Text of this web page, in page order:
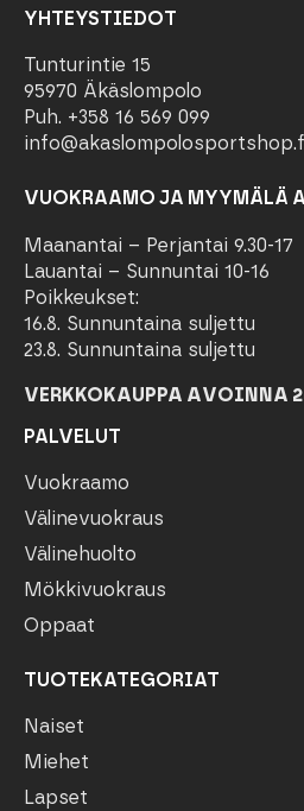
YHTEYSTIEDOT
Tunturintie 15
95970 Äkäslompolo
Puh. +358 16 569 099
VUOKRAAMO JA MYYMÄLÄ
Maanantai – Perjantai 9.30-17
Lauantai – Sunnuntai 10-16
Poikkeukset:
16.8. Sunnuntaina suljettu
23.8. Sunnuntaina suljettu
VERKKOKAUPPA AVOINNA
PALVELUT
Vuokraamo
Välinevuokraus
Välinehuolto
Mökkivuokraus
Oppaat
TUOTEKATEGORIAT
Naiset
Miehet
Lapset